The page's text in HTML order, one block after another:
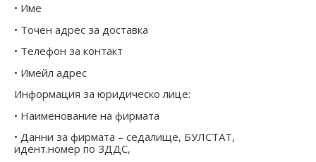
• Име
• Точен адрес за доставка
• Телефон за контакт
• Имейл адрес
Информация за юридическо лице:
• Наименование на фирмата
• Данни за фирмата – седалище, БУЛСТАТ,
идент.номер по ЗДДС,